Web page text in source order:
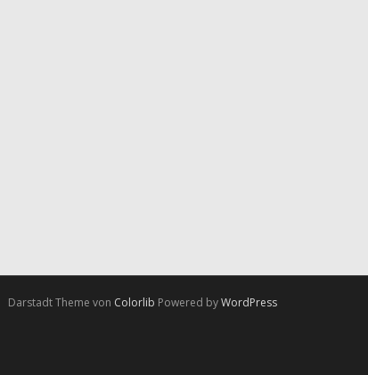
Darstadt Theme von Colorlib Powered byWordPress